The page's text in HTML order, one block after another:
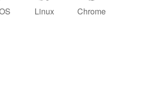
Linux Chrome